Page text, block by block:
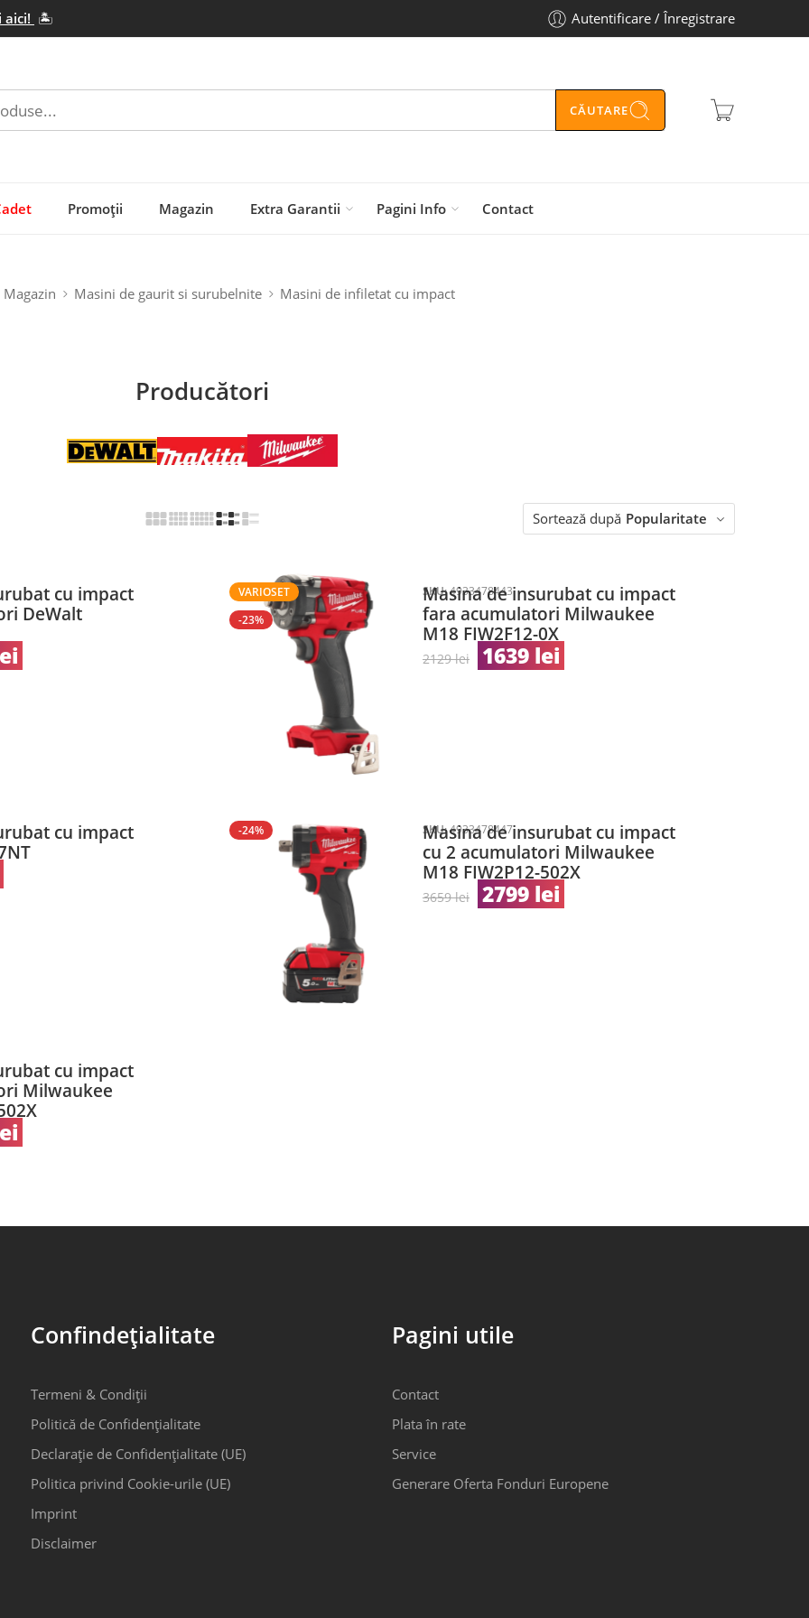
aici! 🏝️ Autentificare / Înregistrare
CĂUTARE
Promoții Magazin Extra Garantii Pagini Info Contact
Magazin Masini de gaurit si surubelnite Masini de infiletat cu impact
Producători
Sortează după Popularitate
cu impact
DeWalt
VARIOSET
-23%
SKU:4933478443
Masina de insurubat cu impact
fara acumulatori Milwaukee
M18 FIW2F12-0X
2129lei 1639 lei
cu impact
-24% SKU:4933478447
Masina de insurubat cu impact
cu 2 acumulatori Milwaukee
M18 FIW2P12-502X
3659lei 2799 lei
cu impact
Milwaukee
Confindețialitate
Termeni & Condiții
Politică de Confidențialitate
Declarație de Confidențialitate (UE)
Politica privind Cookie-urile (UE)
Imprint
Disclaimer
Pagini utile
Contact
Plata în rate
Service
Generare Oferta Fonduri Europene